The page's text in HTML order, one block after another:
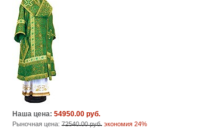
Наша цена: 54950.00 руб.
Рыночная цена: 72540.00 руб. экономия 24%